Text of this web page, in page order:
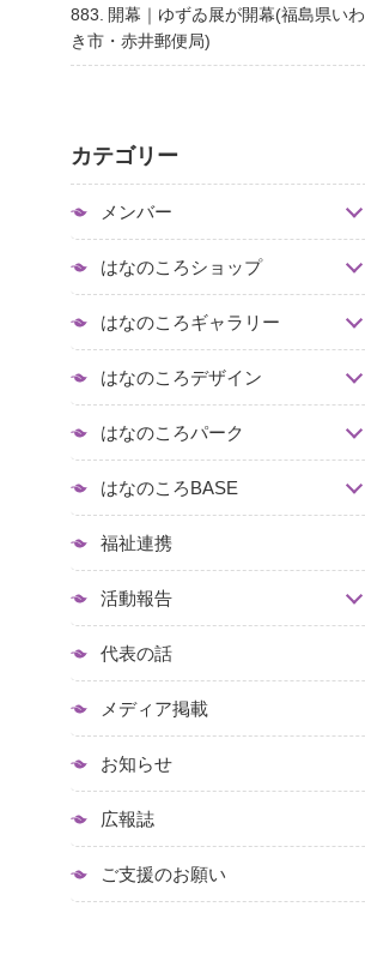
883. 開幕｜ゆずゐ展が開幕(福島県いわ
き市・赤井郵便局)
カテゴリー
メンバー
はなのころショップ
はなのころギャラリー
はなのころデザイン
はなのころパーク
はなのころBASE
福祉連携
活動報告
代表の話
メディア掲載
お知らせ
広報誌
ご支援のお願い